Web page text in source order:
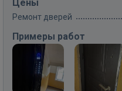
Цены
Ремонт дверей
Примеры работ